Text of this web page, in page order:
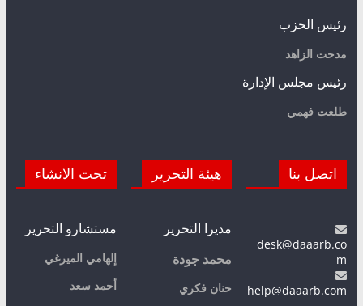
رئيس الحزب
مدحت الزاهد
رئيس مجلس الإدارة
طلعت فهمي
اتصل بنا
desk@daaarb.co
m
help@daaarb.com
هيئة التحرير
مديرا التحرير
محمد جودة
حنان فكري
تحت الانشاء
مستشارو التحرير
إلهامي الميرغي
أحمد سعد